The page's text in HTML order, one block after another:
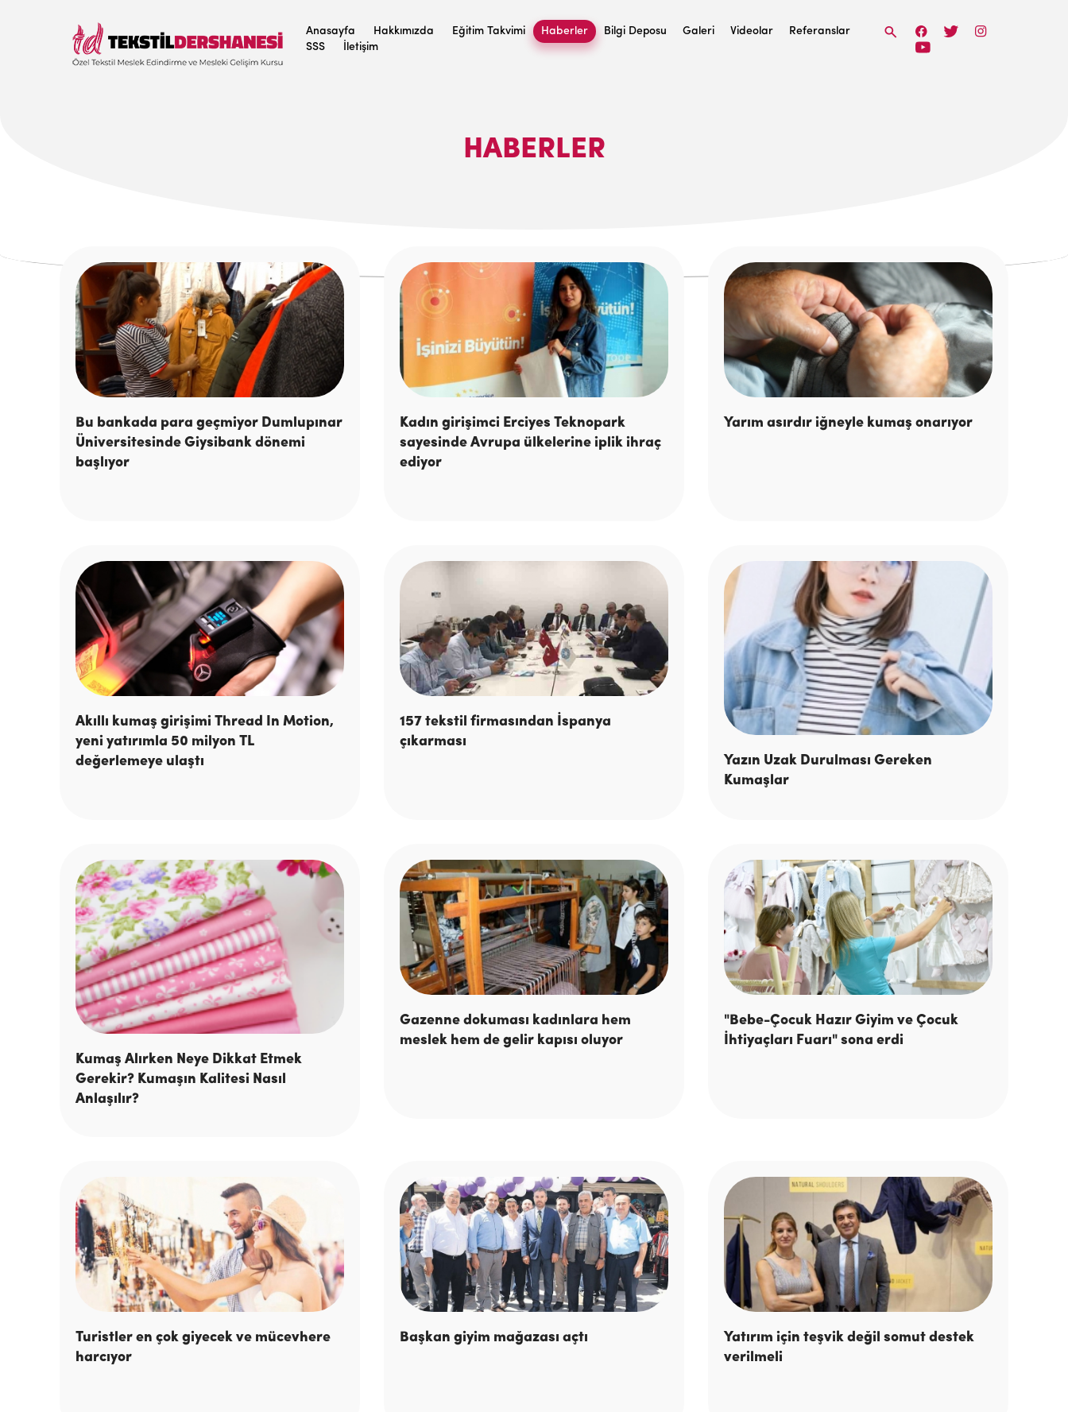
Anasayfa Hakkımızda Eğitim Takvimi Haberler Bilgi Deposu Galeri Videolar
Referanslar
SSS
İletişim
HABERLER
Bu bankada para geçmiyor Dumlupınar
Üniversitesinde Giysibank dönemi
başlıyor
Kadın girişimci Erciyes Teknopark
sayesinde Avrupa ülkelerine iplik ihraç
ediyor
Yarım asırdır iğneyle kumaş onarıyor
Akıllı kumaş girişimi Thread In Motion,
yeni yatırımla 50 milyon TL
değerlemeye ulaştı
157 tekstil firmasından İspanya
çıkarması
Yazın Uzak Durulması Gereken
Kumaşlar
Kumaş Alırken Neye Dikkat Etmek
Gerekir? Kumaşın Kalitesi Nasıl
Anlaşılır?
Gazenne dokuması kadınlara hem
meslek hem de gelir kapısı oluyor
"Bebe-Çocuk Hazır Giyim ve Çocuk
İhtiyaçları Fuarı" sona erdi
Turistler en çok giyecek ve mücevhere
harcıyor
Başkan giyim mağazası açtı
Yatırım için teşvik değil somut destek
verilmeli